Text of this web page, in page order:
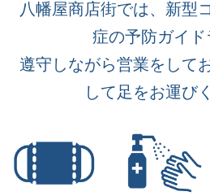
八幡屋商店街では、新型
症の予防ガイド
遵守しながら営業をして
して足をお運び